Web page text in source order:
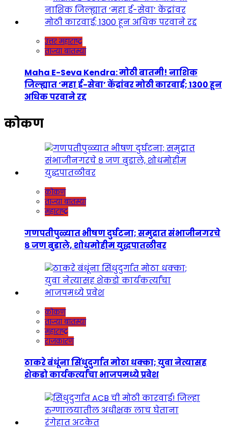
उत्तर महाराष्ट्र
ताज्या बातम्या
Maha E-Seva Kendra: मोठी बातमी! नाशिक
जिल्ह्यात ‘महा ई-सेवा’ केंद्रांवर मोठी कारवाई; 1300 हून
अधिक परवाने रद्द
कोकण
कोकण
ताज्या बातम्या
महाराष्ट्र
गणपतीपुळ्यात भीषण दुर्घटना; समुद्रात संभाजीनगरचे
८ जण बुडाले, शोधमोहीम युद्धपातळीवर
कोकण
ताज्या बातम्या
महाराष्ट्र
राजकारण
ठाकरे बंधूंना सिंधुदुर्गात मोठा धक्का; युवा नेत्यासह
शेकडो कार्यकर्त्यांचा भाजपमध्ये प्रवेश